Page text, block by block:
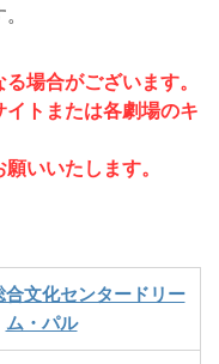
場合がございます。
トまたは各劇場のキ
いいたします。
文化センタードリー
ム・パル